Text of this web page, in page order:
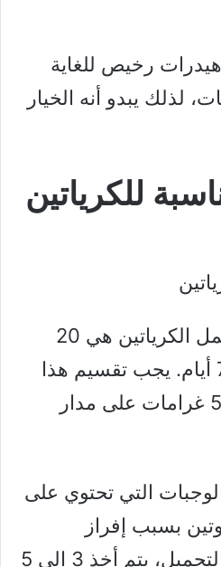
رخيص للغاية
لذلك يبدو أنه الخيار
للكرياتين
الجرعة المناسبة لمكمل الكرياتين هي 20
جرامًا يوميًا لمدة 5-7 أيام. يجب تقسيم هذا
إلى أربع جرعات من 5 غرامات على مدار
التي تحتوي على
بسبب إفراز
الأنسولين، بعد فترة التحميل، يتم أخذ 3 إلى 5